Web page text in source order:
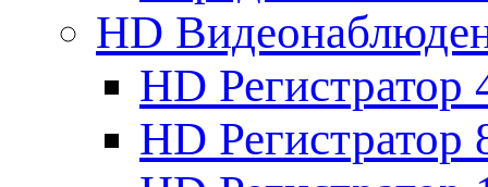
HD
HD Регистратор
HD Регистратор